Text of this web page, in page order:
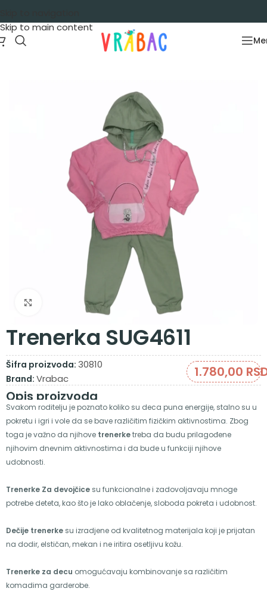
Skip to main content
Kompleti dug rukav
Zumiraj sliku
Trenerka SUG4611
Šifra proizvoda: 30810
Brand: Vrabac 1.780,00
Opis proizvoda
Svakom roditelju je poznato koliko su deca puna energije, stalno su u
pokretu i igri i vole da se bave različitim fizičkim aktivnostima. Zbog
toga je važno da njihove trenerketreba da budu prilagođene
njihovim dnevnim aktivnostima i da bude u funkciji njihove
udobnosti.
Trenerke Za devojčice su funkcionalne i zadovoljavaju mnoge
potrebe deteta, kao što je lako oblačenje, sloboda pokreta i udobnost.
Dečije trenerke su izradjene od kvalitetnog materijala koji je prijatan
na dodir, elstičan, mekan i ne iritira osetljivu kožu.
Trenerke za decu omogućavaju kombinovanje sa različitim
komadima garderobe.